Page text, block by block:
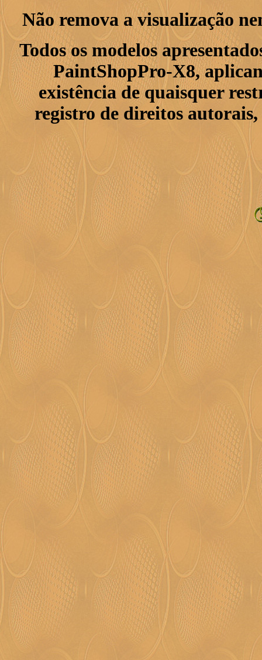
Não remova a visualização
Todos os modelos
PaintShopPro-X8,
existência de quaisquer
registro de direitos